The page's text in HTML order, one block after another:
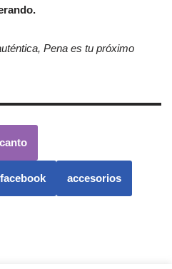
Pena es tu próximo
facebook accesorios